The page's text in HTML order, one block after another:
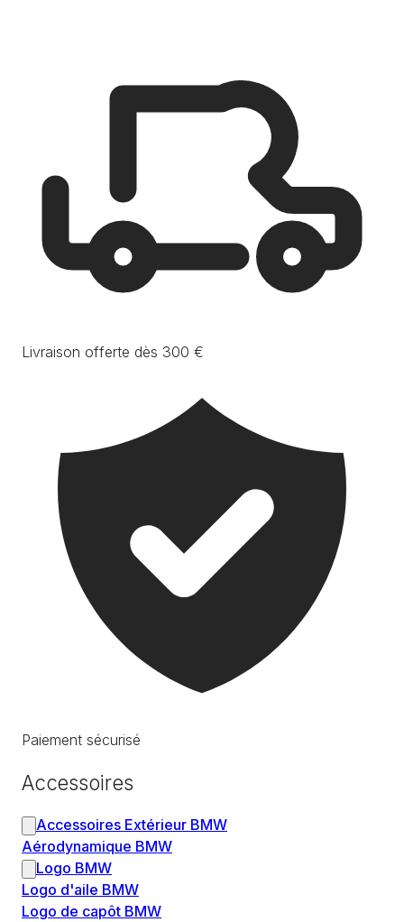
Livraison offerte dès 300 €
Paiement sécurisé
Accessoires
Accessoires Extérieur BMW
Aérodynamique BMW
Logo BMW
Logo d'aile BMW
Logo de capôt BMW